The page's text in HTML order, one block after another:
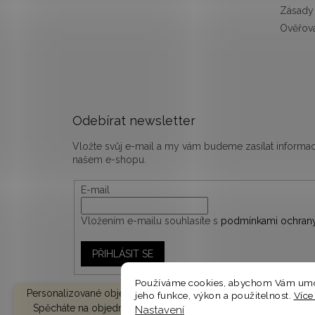
Používáme cookies, abychom Vám
jeho funkce, výkon a použitelnost.
Nastavení
Personalizované objednávky vyrábíme a odesíláme do 10-14
Spěcháte na objednávku? V košíku zvolte EXPRESNÍ DODÁNÍ ⭐
Odebírat newsletter
Vložte svůj e-mail a my vám budeme zasílat
našem e-shopu.
E-mail
Vložením e-mailu souhlasíte s podmínkami
PŘIHLÁSIT SE
Copyright 2026woodify.cz